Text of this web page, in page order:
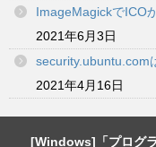
ImageMagickでICO
2021年6月3日
security.ubuntu.com
2021年4月16日
[Windows]「プログ